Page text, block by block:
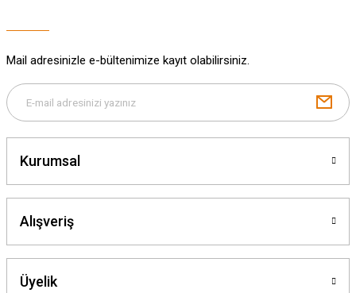
Mail adresinizle e-bültenimize kayıt olabilirsiniz.
Kurumsal
Alışveriş
Üyelik